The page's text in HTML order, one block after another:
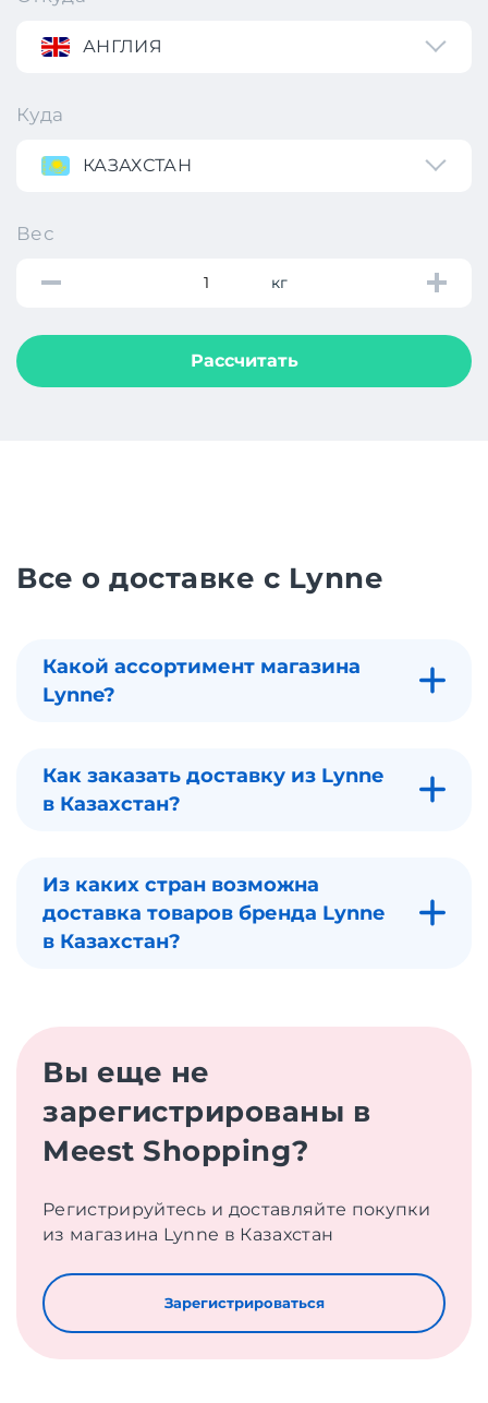
АНГЛИЯ
Куда
КАЗАХСТАН
Вес
кг
Рассчитать
Все о доставке с Lynne
Какой ассортимент магазина
Lynne?
Как заказать доставку из Lynne
в Казахстан?
Из каких стран возможна
доставка товаров бренда Lynne
в Казахстан?
Вы еще не
зарегистрированы в
Meest Shopping?
Регистрируйтесь и доставляйте покупки
из магазина Lynne в Казахстан
Зарегистрироваться